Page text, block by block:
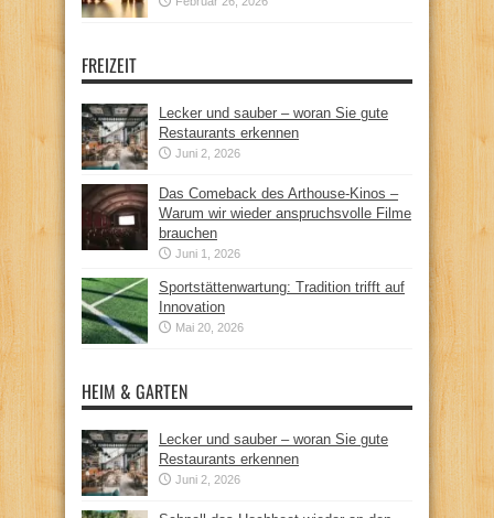
FREIZEIT
Lecker und sauber – woran Sie gute
Restaurants erkennen
Juni 2, 2026
Das Comeback des Arthouse-Kinos –
Warum wir wieder anspruchsvolle Filme
brauchen
Juni 1, 2026
Sportstättenwartung: Tradition trifft auf
Innovation
Mai 20, 2026
HEIM & GARTEN
Lecker und sauber – woran Sie gute
Restaurants erkennen
Juni 2, 2026